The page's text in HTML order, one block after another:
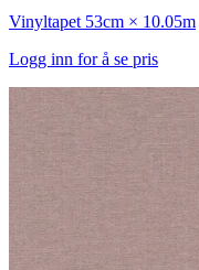
Vinyltapet 53cm × 10.05m
Logg inn for å se pris